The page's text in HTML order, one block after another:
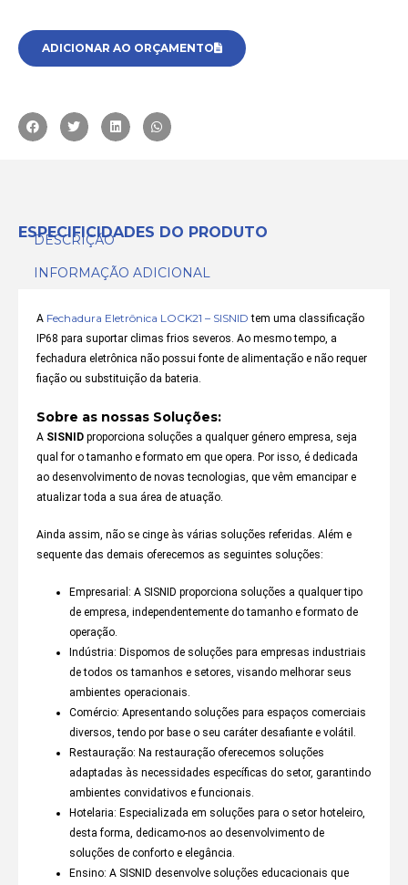
ADICIONAR AO ORÇAMENTO
ESPECIFICIDADES DO PRODUTO
DESCRIÇÃO
INFORMAÇÃO ADICIONAL
A Fechadura Eletrônica LOCK21 – SISNID tem uma classificação
IP68 para suportar climas frios severos. Ao mesmo tempo, a
fechadura eletrônica não possui fonte de alimentação e não requer
fiação ou substituição da bateria.
Sobre as nossas Soluções:
A SISNID proporciona soluções a qualquer género empresa, seja
qual for o tamanho e formato em que opera. Por isso, é dedicada
ao desenvolvimento de novas tecnologias, que vêm emancipar e
atualizar toda a sua área de atuação.
Ainda assim, não se cinge às várias soluções referidas. Além e
sequente das demais oferecemos as seguintes soluções:
Empresarial: A SISNID proporciona soluções a qualquer tipo
de empresa, independentemente do tamanho e formato de
operação.
Indústria: Dispomos de soluções para empresas industriais
de todos os tamanhos e setores, visando melhorar seus
ambientes operacionais.
Comércio: Apresentando soluções para espaços comerciais
diversos, tendo por base o seu caráter desafiante e volátil.
Restauração: Na restauração oferecemos soluções
adaptadas às necessidades específicas do setor, garantindo
ambientes convidativos e funcionais.
Hotelaria: Especializada em soluções para o setor hoteleiro,
desta forma, dedicamo-nos ao desenvolvimento de
soluções de conforto e elegância.
Ensino: A SISNID desenvolve soluções educacionais que